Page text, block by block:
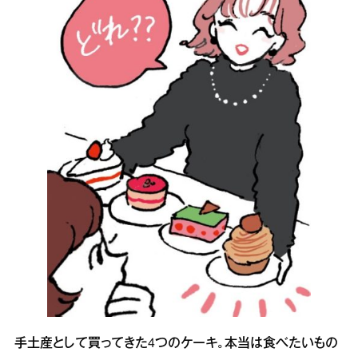
手土産として買ってきた4つのケーキ。本当は食べたいもの